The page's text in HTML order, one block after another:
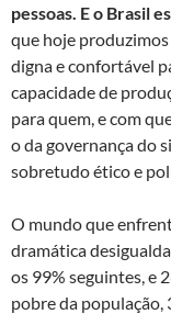
pessoas. E o Brasil
que hoje
digna e confortável
capacidade de
para quem, e com
o da governança do
sobretudo ético e
O mundo que
dramática
os 99% seguintes, e
pobre da população,